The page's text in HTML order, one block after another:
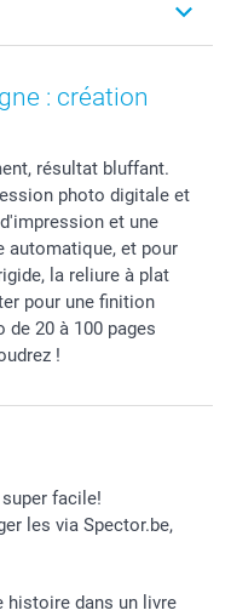
: création
résultat bluffant.
photo digitale et
et une
automatique, et pour
la reliure à plat
pour une finition
20 à 100 pages
!
facile!
les via Spector.be,
histoire dans un livre